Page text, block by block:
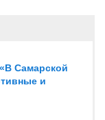
Самарской
и